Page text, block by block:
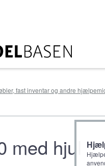
fast inventar og andre
med hjul